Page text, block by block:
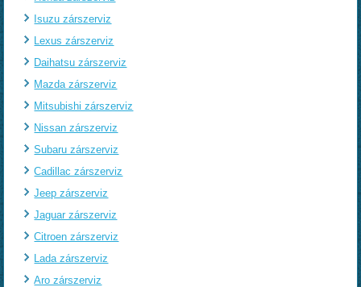
Isuzu zárszerviz
Lexus zárszerviz
Daihatsu zárszerviz
Mazda zárszerviz
Mitsubishi zárszerviz
Nissan zárszerviz
Subaru zárszerviz
Cadillac zárszerviz
Jeep zárszerviz
Jaguar zárszerviz
Citroen zárszerviz
Lada zárszerviz
Aro zárszerviz